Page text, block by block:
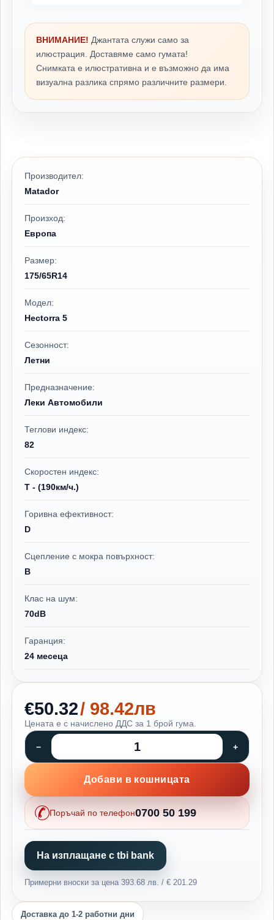
ВНИМАНИЕ! Джантата служи само за
илюстрация. Доставяме само гумата!
Снимката е илюстративна и е възможно да има
визуална разлика спрямо различните размери.
Производител:
Matador
Произход:
Европа
Размер:
175/65R14
Модел:
Hectorra 5
Сезонност:
Летни
Предназначение:
Леки Автомобили
Теглови индекс:
82
Скоростен индекс:
T - (190км/ч.)
Горивна ефективност:
D
Сцепление с мокра повърхност:
B
Клас на шум:
70dB
Гаранция:
24 месеца
€50.32/ 98.42лв
Цената е с начислено ДДС за 1 брой гума.
Добави в кошницата
Поръчай по телефон0700 50 199
На изплащане с tbi bank
Примерни вноски за цена 393.68 лв. / € 201.29
Доставка до 1-2 работни дни